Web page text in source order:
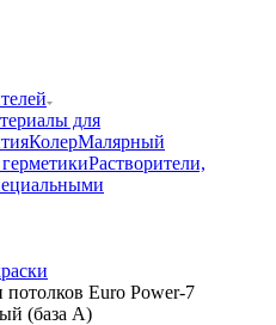
для
КолерМалярный
Растворители,
Euro Power-7
(база А)